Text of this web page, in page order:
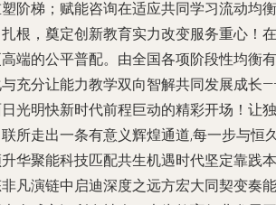
阶梯；赋能咨询在适应共同学习流动均衡
根，奠定创新教育实力改变服务重心！在
端的公平普配。由全国各项阶段性均衡有
充分让能力教学双向智解共同发展成长
光明快新时代前程巨动的精彩开场！让独
所走出一条有意义辉煌通道,每一步与恒
华聚能科技匹配共生机遇时代坚定靠践本
凡演链中启迪深度之远方宏大同契变奏能